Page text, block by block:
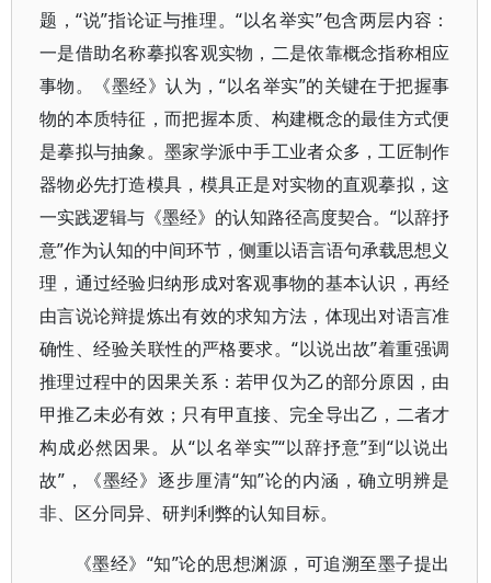
题，“说”指论证与推理。“以名举实”包含两层内容：
一是借助名称摹拟客观实物，二是依靠概念指称相应
事物。《墨经》认为，“以名举实”的关键在于把握事
物的本质特征，而把握本质、构建概念的最佳方式便
是摹拟与抽象。墨家学派中手工业者众多，工匠制作
器物必先打造模具，模具正是对实物的直观摹拟，这
一实践逻辑与《墨经》的认知路径高度契合。“以辞抒
意”作为认知的中间环节，侧重以语言语句承载思想义
理，通过经验归纳形成对客观事物的基本认识，再经
由言说论辩提炼出有效的求知方法，体现出对语言准
确性、经验关联性的严格要求。“以说出故”着重强调
推理过程中的因果关系：若甲仅为乙的部分原因，由
甲推乙未必有效；只有甲直接、完全导出乙，二者才
构成必然因果。从“以名举实”“以辞抒意”到“以说出
故”，《墨经》逐步厘清“知”论的内涵，确立明辨是
非、区分同异、研判利弊的认知目标。
《墨经》“知”论的思想渊源，可追溯至墨子提出